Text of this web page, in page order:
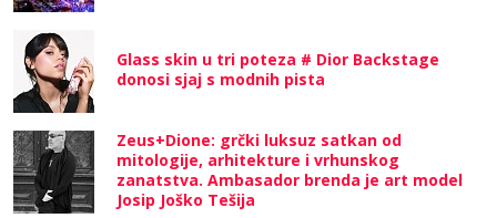
Glass skin u tri poteza # Dior Backstage
donosi sjaj s modnih pista
Zeus+Dione: grčki luksuz satkan od
mitologije, arhitekture i vrhunskog
zanatstva. Ambasador brenda je art model
Josip Joško Tešija